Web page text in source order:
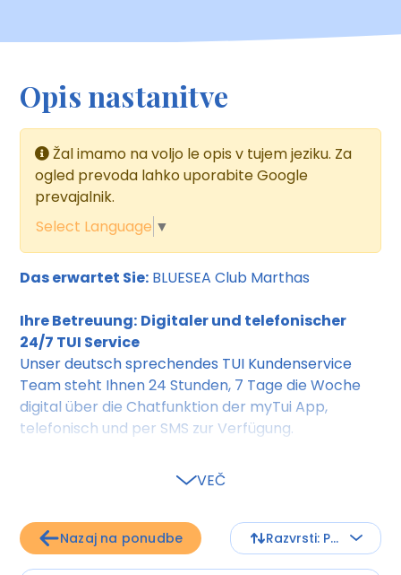
Opis nastanitve
Žal imamo na voljo le opis v tujem jeziku. Za
ogled prevoda lahko uporabite Google
prevajalnik.
Select Language ▼
Das erwartet Sie: BLUESEA Club Marthas
Ihre Betreuung: Digitaler und telefonischer
24/7 TUI Service
Unser deutsch sprechendes TUI Kundenservice
Team steht Ihnen 24 Stunden, 7 Tage die Woche
digital über die Chatfunktion der myTui App,
telefonisch und per SMS zur Verfügung.
befindet sich in der Nähe des Ortszentrums von
Cala d'Or, zudem besteht eine gute Verbindung mit
VEČ
Nazaj na ponudbe Razvrsti: Po ceni - naraščajoče